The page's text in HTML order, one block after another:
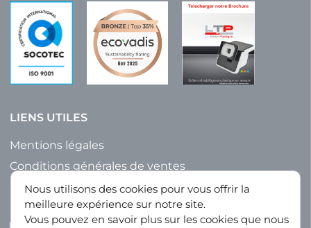
LIENS UTILES
Mentions légales
Conditions générales de ventes
Politique de confidentialité
Plan du site
Nous utilisons des cookies pour vous offrir la
meilleure expérience sur notre site.
Vous pouvez en savoir plus sur les cookies que nous